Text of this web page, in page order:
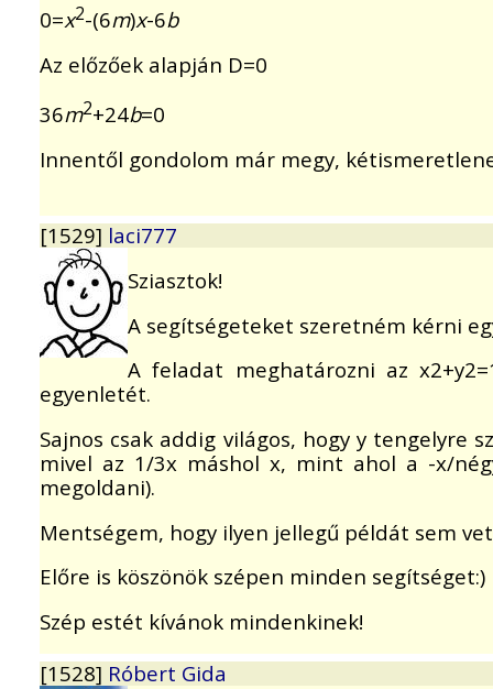
0=x2-(6m)x-6b
Az előzőek alapján D=0
36m2+24b=0
Innentől gondolom már megy,
[1529] laci777
Sziasztok!
A segítségeteket szeretném kérni
A feladat meghatározni az
egyenletét.
Sajnos csak addig világos, hogy y tengelyre
mivel az 1/3x máshol x, mint ahol a -x/
megoldani).
Mentségem, hogy ilyen jellegű példát sem
Előre is köszönök szépen minden segítséget:)
Szép estét kívánok mindenkinek!
[1528] Róbert Gida